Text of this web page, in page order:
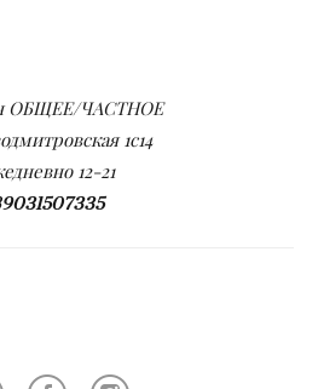
ОБЩЕЕ/ЧАСТНОЕ
1с14
12-21